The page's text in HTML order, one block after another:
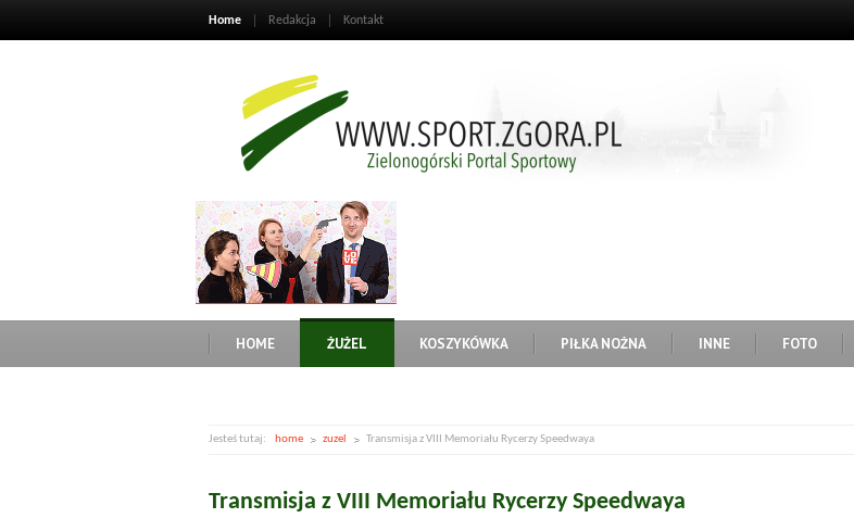
Home Redakcja Kontakt
HOME ŻUŻEL KOSZYKÓWKA PIŁKA NOŻNA INNE FOTO
Jesteś tutaj: home zuzel Transmisja z VIII Memoriału Rycerzy Speedwaya
Transmisja z VIII Memoriału Rycerzy Speedwaya